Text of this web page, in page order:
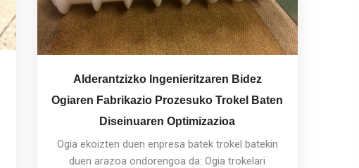
Alderantzizko Ingenieritzaren Bidez
Ogiaren Fabrikazio Prozesuko Trokel Baten
Diseinuaren Optimizazioa
Ogia ekoizten duen enpresa batek trokel batekin
duen arazoa ondorengoa da: Ogia trokelari